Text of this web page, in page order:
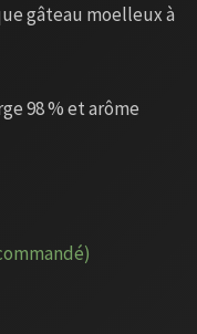
gâteau moelleux à
98 % et arôme